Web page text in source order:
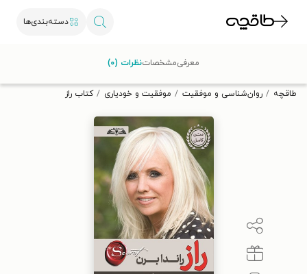
دسته‌بندی‌ها
تخفیف از طاقچه دریافت کن.
طاقچه روان‌شناسی و موفقیت موفقیت و خودیاری کتاب راز
معرفیمشخصاتنظرات (۰)